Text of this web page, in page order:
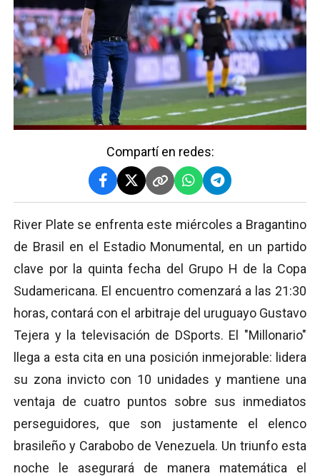
Compartí en redes:
River Plate se enfrenta este miércoles a Bragantino
de Brasil en el Estadio Monumental, en un partido
clave por la quinta fecha del Grupo H de la Copa
Sudamericana. El encuentro comenzará a las 21:30
horas, contará con el arbitraje del uruguayo Gustavo
Tejera y la televisación de DSports. El "Millonario"
llega a esta cita en una posición inmejorable: lidera
su zona invicto con 10 unidades y mantiene una
ventaja de cuatro puntos sobre sus inmediatos
perseguidores, que son justamente el elenco
brasileño y Carabobo de Venezuela. Un triunfo esta
noche le asegurará de manera matemática el